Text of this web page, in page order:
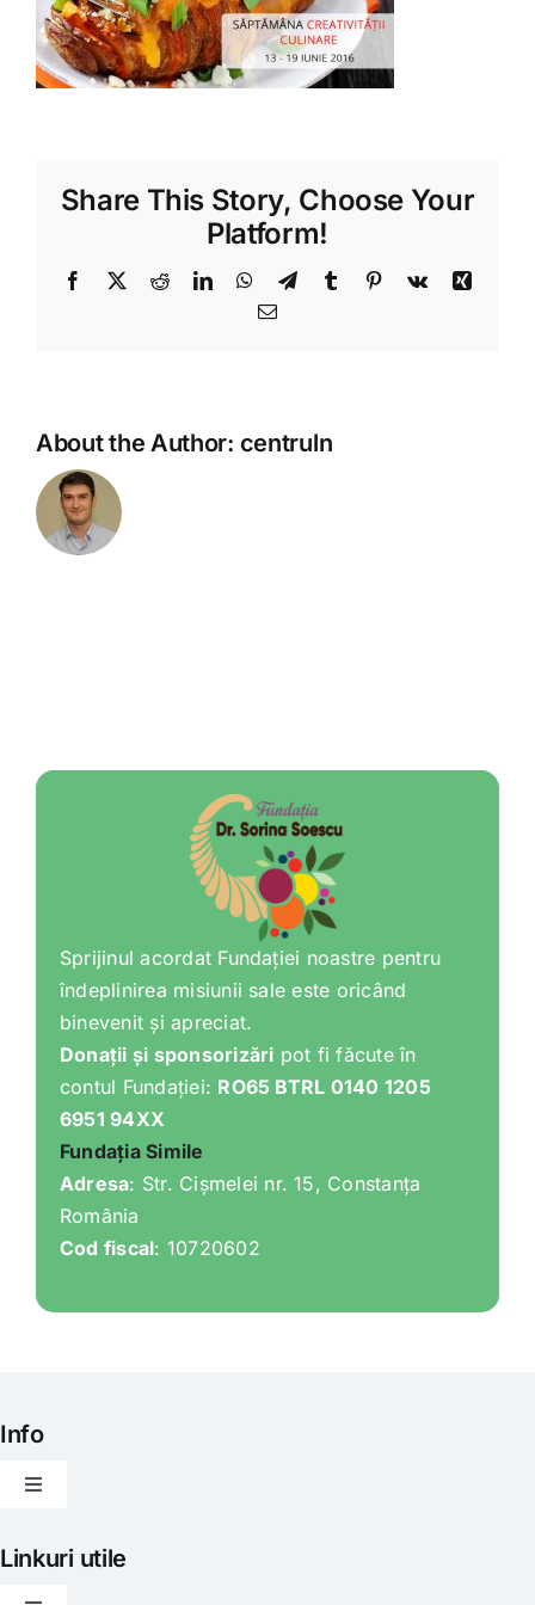
Shop
Tratamente naturale
Share This Story, Choose Your
Platform!
Facebook
X RedditLinkedInWhatsApp
TelegramTumblr Pinterest
Vk
Xing
Email
About the Author: centruln
Sprijinul acordat Fundației noastre pentru
îndeplinirea misiunii sale este oricând
binevenit și apreciat.
Donații și sponsorizări pot fi făcute în
contul Fundației: RO65 BTRL 0140 1205
6951 94XX
Fundația Simile
Adresa: Str. Cișmelei nr. 15, Constanța
România
Cod fiscal: 10720602
Info
Toggle
Articole
Linkuri utile